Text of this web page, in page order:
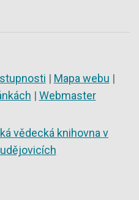
| Mapa webu |
| Webmaster
vědecká knihovna v